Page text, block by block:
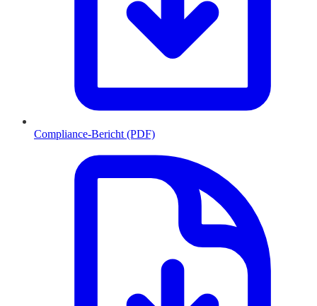
Compliance-Bericht (PDF)